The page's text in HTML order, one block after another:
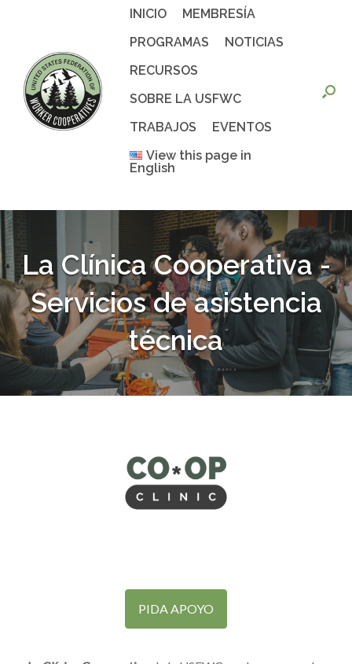
INICIO
MEMBRESÍA
PROGRAMAS
NOTICIAS
RECURSOS
SOBRE LA USFWC
TRABAJOS
EVENTOS
View this page in
English
La Clínica Cooperativa -
Servicios de asistencia
técnica
PIDA APOYO